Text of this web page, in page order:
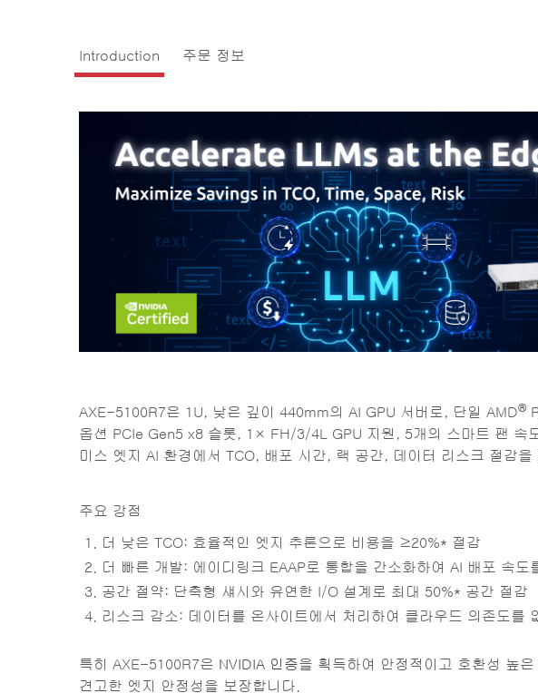
Introduction 주문 정보
AXE-5100R7은 1U, 낮은 깊이 440mm의 AI GPU 서버로, 단일 AMD®
옵션 PCIe Gen5 x8 슬롯, 1× FH/3/4L GPU 지원, 5개의 스마트 팬 속
미스 엣지 AI 환경에서 TCO, 배포 시간, 랙 공간, 데이터 리스크 절감
주요 강점
더 낮은 TCO: 효율적인 엣지 추론으로 비용을 ≥20%* 절감
더 빠른 개발: 에이디링크 EAAP로 통합을 간소화하여 AI 배포 속
공간 절약: 단축형 섀시와 유연한 I/O 설계로 최대 50%* 공간 절감
리스크 감소: 데이터를 온사이트에서 처리하여 클라우드 의존도를
특히 AXE-5100R7은 NVIDIA 인증을 획득하여 안정적이고 호환성 높
견고한 엣지 안정성을 보장합니다.